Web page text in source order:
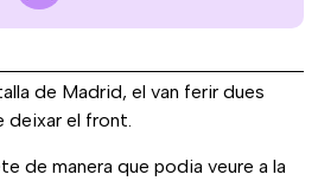
de Madrid, el van ferir dues
deixar el front.
de manera que podia veure a la